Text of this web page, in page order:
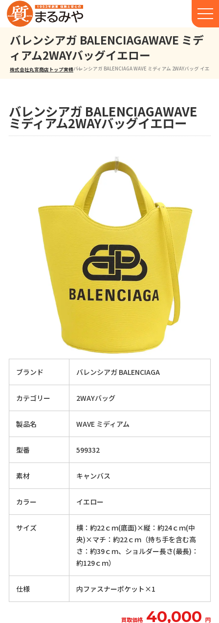
バレンシアガ BALENCIAGAWAVE ミデ
ィアム2WAYバッグイエロー
株式会社丸宮商店トップ⁩実績バレンシアガ BALENCIAGA WAVE ミディアム 2WAYバッグ イエロー
バレンシアガ BALENCIAGAWAVE
ミディアム2WAYバッグイエロー
ブランド バレンシアガ BALENCIAGA
カテゴリー 2WAYバッグ
製品名 WAVE ミディアム
型番 599332
素材 キャンバス
カラー イエロー
サイズ
横：約22ｃｍ(底面)×縦：約24ｃｍ(中
央)×マチ：約22ｃｍ（持ち手を含む高
さ：約39ｃｍ、ショルダー長さ(最長)：
約129ｃｍ）
仕様 内ファスナーポケット×1
買取価格 40,000 円